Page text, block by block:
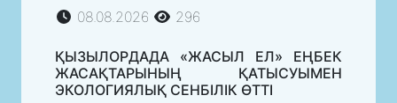
08.08.2026
296
ҚЫЗЫЛОРДАДА «ЖАСЫЛ ЕЛ» ЕҢБЕК
ЖАСАҚТАРЫНЫҢ ҚАТЫСУЫМЕН
ЭКОЛОГИЯЛЫҚ СЕНБІЛІК ӨТТІ